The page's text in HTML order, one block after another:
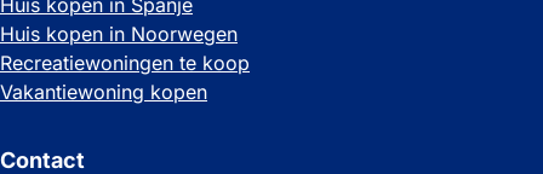
Huis kopen in Spanje
Huis kopen in Noorwegen
Recreatiewoningen te koop
Vakantiewoning kopen
Contact